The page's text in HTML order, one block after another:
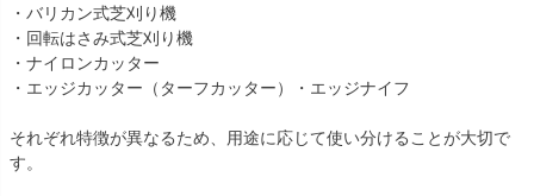
・バリカン式芝刈り機
・回転はさみ式芝刈り機
・ナイロンカッター
・エッジカッター（ターフカッター）・エッジナイフ
それぞれ特徴が異なるため、用途に応じて使い分けることが大切で
す。